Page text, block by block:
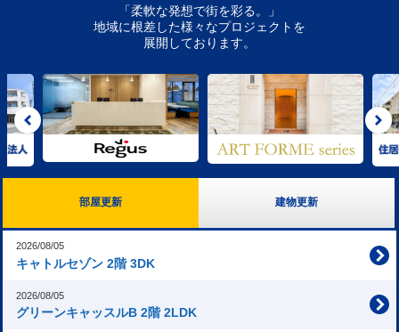
「柔軟な発想で街を彩る。」
地域に根差した様々なプロジェクトを
展開しております。
部屋更新 建物更新
2026/08/05
キャトルセゾン 2階 3DK
2026/08/05
グリーンキャッスルB 2階 2LDK